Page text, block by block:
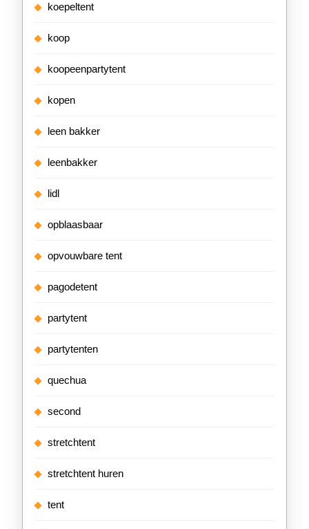
koepeltent
koop
koopeenpartytent
kopen
leen bakker
leenbakker
lidl
opblaasbaar
opvouwbare tent
pagodetent
partytent
partytenten
quechua
second
stretchtent
stretchtent huren
tent